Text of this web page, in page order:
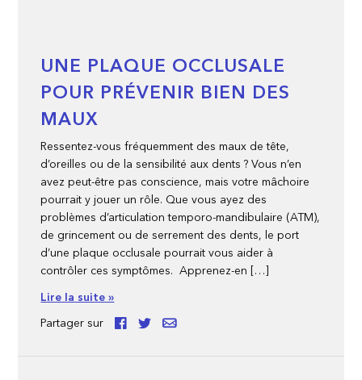
UNE PLAQUE OCCLUSALE
POUR PRÉVENIR BIEN DES
MAUX
Ressentez-vous fréquemment des maux de tête,
d’oreilles ou de la sensibilité aux dents ? Vous n’en
avez peut-être pas conscience, mais votre mâchoire
pourrait y jouer un rôle. Que vous ayez des
problèmes d’articulation temporo-mandibulaire (ATM),
de grincement ou de serrement des dents, le port
d’une plaque occlusale pourrait vous aider à
contrôler ces symptômes. Apprenez-en […]
Lire la suite »
Partager sur